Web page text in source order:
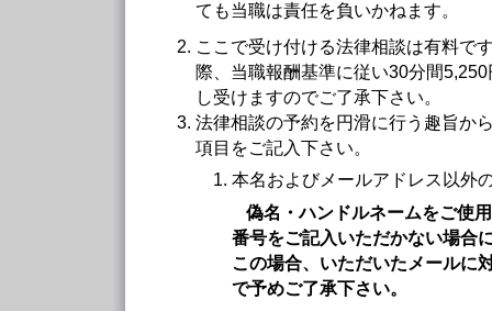
ても当職は責任を負いかねます。
ここで受け付ける法律相談は有料で
際、当職報酬基準に従い30分間
し受けますのでご了承下さい。
法律相談の予約を円滑に行う趣旨か
項目をご記入下さい。
本名およびメールアドレス以外
偽名・ハンドルネームをご使
番号をご記入いただかない場合
この場合、いただいたメールに
で予めご了承下さい。